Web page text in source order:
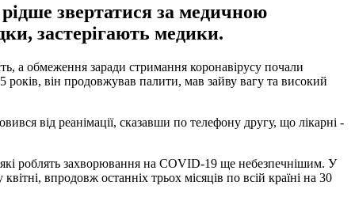
звертатися за медичною
застерігають медики.
а обмеження заради стримання коронавірусу почали
він продовжував палити, мав зайву вагу та високий
від реанімації, сказавши по телефону другу, що лікарні -
які роблять захворювання на COVID-19 ще небезпечнішим. У
впродовж останніх трьох місяців по всій країні на 30